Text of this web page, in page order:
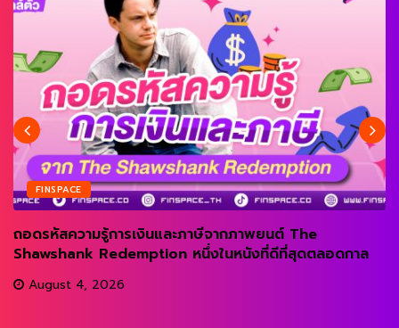
FINSPACE
ถอดรหัสความรู้การเงินและภาษีจากภาพยนต์ The
Shawshank Redemption หนึ่งในหนังที่ดีที่สุดตลอดกาล
August 4, 2026